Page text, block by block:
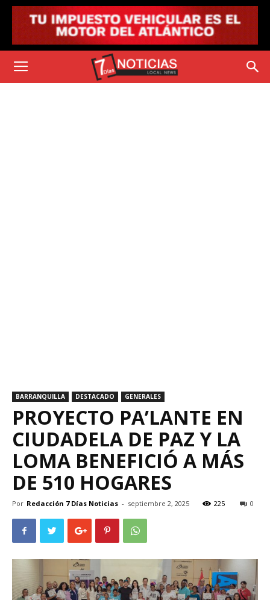
BARRANQUILLA DESTACADO GENERALES
PROYECTO PA’LANTE EN
CIUDADELA DE PAZ Y LA
LOMA BENEFICIÓ A MÁS
DE 510 HOGARES
Por Redacción 7 Días Noticias - septiembre 2, 2025 225 0